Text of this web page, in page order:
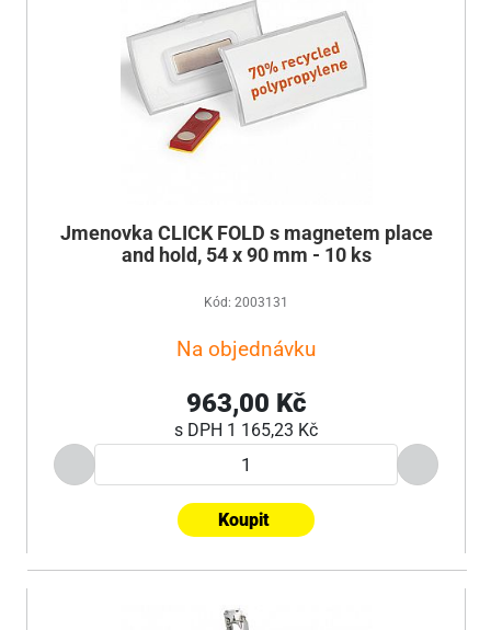
Jmenovka CLICK FOLD s magnetem place
and hold, 54 x 90 mm - 10 ks
Kód: 2003131
Na objednávku
963,00 Kč
s DPH 1 165,23 Kč
Koupit